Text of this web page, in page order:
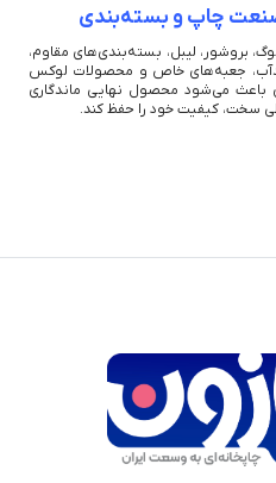
چاپ و بسته‌بندی
بروشور، لیبل، بسته‌بندی‌های مقاوم،
ضدآب، جعبه‌های خاص و محصولات لوکس
باعث می‌شود محصول نهایی ماندگاری
سخت، کیفیت خود را حفظ کند.